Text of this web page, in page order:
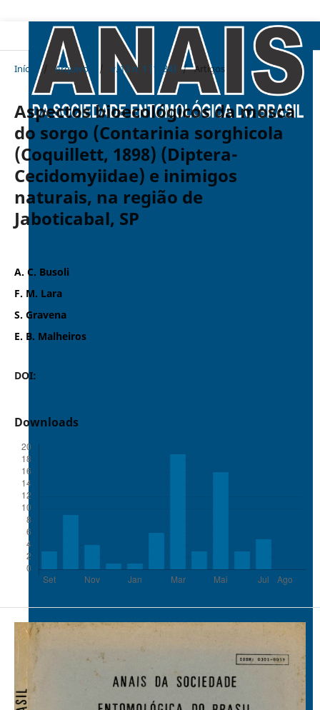
Início / Arquivos / v. 13 n. 1 (1984) / Artigos
Aspectos bioecológicos da mosca
do sorgo (Contarinia sorghicola
(Coquillett, 1898) (Diptera-
Cecidomyiidae) e inimigos
naturais, na região de
Jaboticabal, SP
A. C. Busoli
F. M. Lara
S. Gravena
E. B. Malheiros
DOI:
Downloads